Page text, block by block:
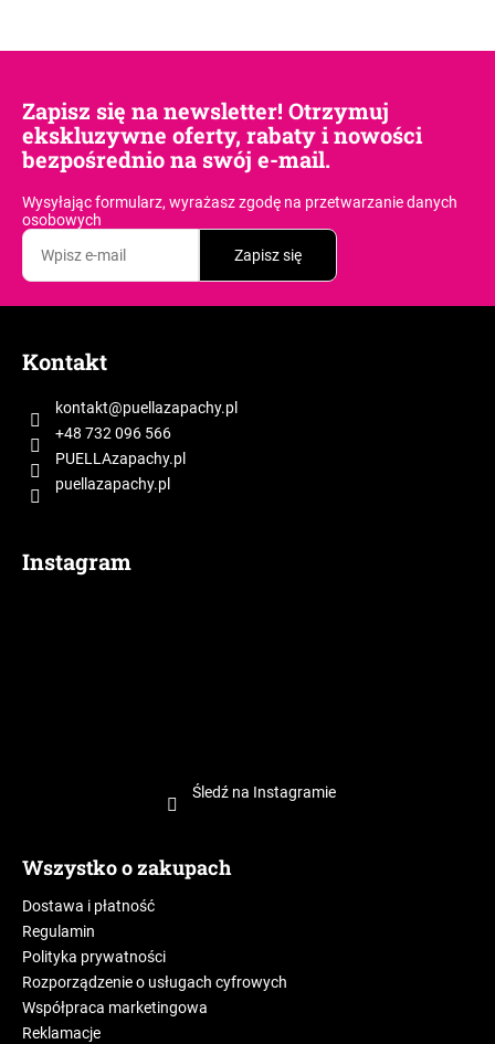
Zapisz się na newsletter! Otrzymuj
ekskluzywne oferty, rabaty i nowości
bezpośrednio na swój e-mail.
Wysyłając formularz, wyrażasz zgodę na przetwarzanie danych
osobowych
Zapisz się
Kontakt
kontakt@puellazapachy.pl
+48 732 096 566
PUELLAzapachy.pl
puellazapachy.pl
Instagram
Śledź na Instagramie
Wszystko o zakupach
Dostawa i płatność
Regulamin
Polityka prywatności
Rozporządzenie o usługach cyfrowych
Współpraca marketingowa
Reklamacje